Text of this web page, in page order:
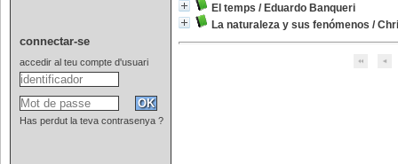
El temps / Eduardo Banqueri
La naturaleza y sus fenómenos /
connectar-se
accedir al teu compte d'usuari
Has perdut la teva contrasenya ?